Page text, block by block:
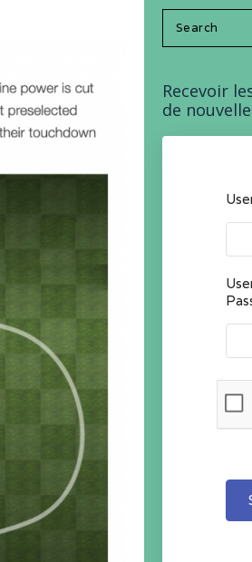
Search
for:
Recevoir
de